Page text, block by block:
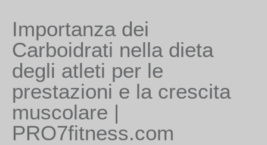
Importanza dei
Carboidrati nella dieta
degli atleti per le
prestazioni e la crescita
muscolare |
PRO7fitness.com